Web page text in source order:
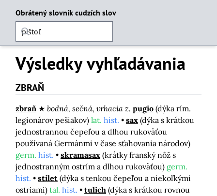
Obrátený slovník cudzích slov
Výsledky vyhľadávania
ZBRAŇ
zbraň bodná, sečná, vrhacia z. pugio (dýka rím.
legionárov pešiakov) lat. hist. sax (dýka s krátkou
jednostrannou čepeľou a dlhou rukoväťou
používaná Germánmi v čase sťahovania národov)
germ. hist. skramasax (krátky franský nôž s
jednostranným ostrím a dlhou rukoväťou) germ.
hist.
stilet (dýka s tenkou čepeľou a niekoľkými
ostriami) tal. hist. tulich (dýka s krátkou rovnou